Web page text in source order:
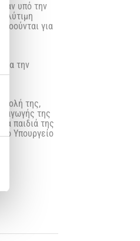
υπό την
για
την
της,
της
παιδιά της
Υπουργείο